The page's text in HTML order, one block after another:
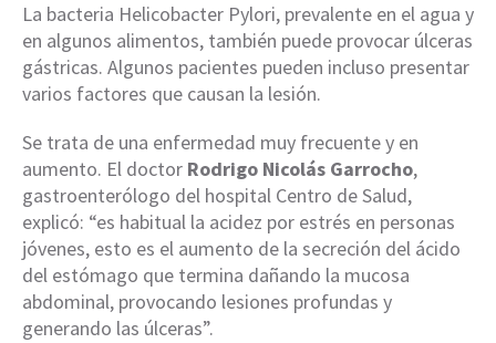
La bacteria Helicobacter Pylori, prevalente en el agua y
en algunos alimentos, también puede provocar úlceras
gástricas. Algunos pacientes pueden incluso presentar
varios factores que causan la lesión.
Se trata de una enfermedad muy frecuente y en
aumento. El doctor Rodrigo Nicolás Garrocho,
gastroenterólogo del hospital Centro de Salud,
explicó: “es habitual la acidez por estrés en personas
jóvenes, esto es el aumento de la secreción del ácido
del estómago que termina dañando la mucosa
abdominal, provocando lesiones profundas y
generando las úlceras”.